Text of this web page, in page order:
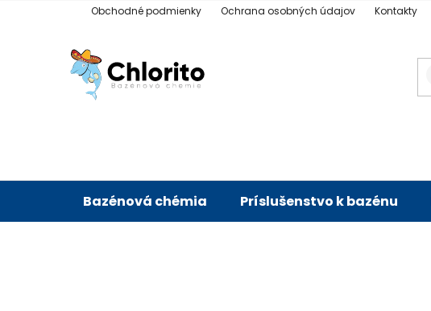
Obchodné podmienky Ochrana osobných údajov Kontakty
Bazénová chémia Príslušenstvo k bazénu